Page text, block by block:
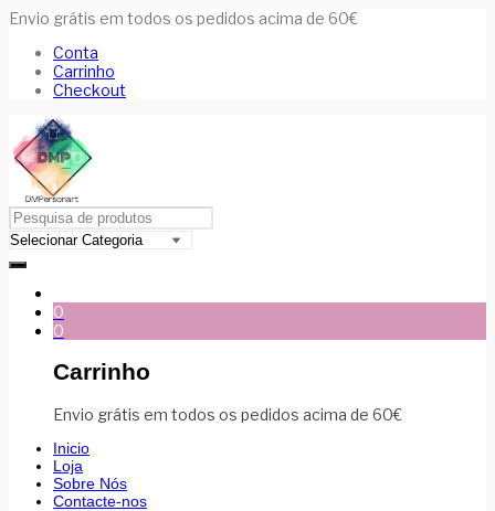
Envio grátis em todos os pedidos acima de 60€
Conta
Carrinho
Checkout
0
0
Carrinho
Envio grátis em todos os pedidos acima de 60€
Inicio
Loja
Sobre Nós
Contacte-nos